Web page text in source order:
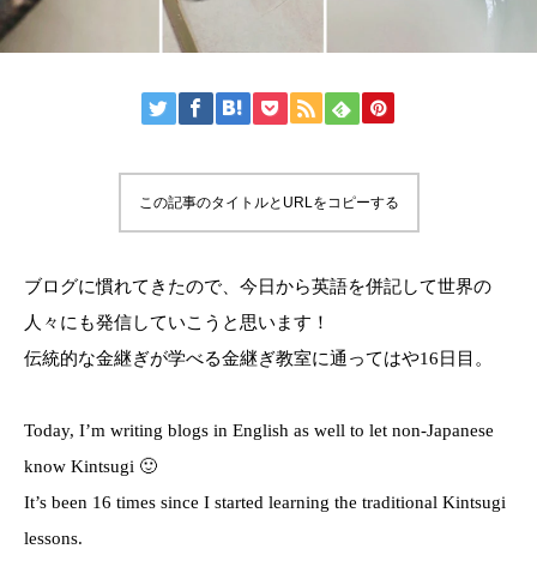
この記事のタイトルとURLをコピーする
ブログに慣れてきたので、今日から英語を併記して世界の
人々にも発信していこうと思います！
伝統的な金継ぎが学べる金継ぎ教室に通ってはや16日目。
Today, I’m writing blogs in English as well to let non-Japanese
know Kintsugi 🙂
It’s been 16 times since I started learning the traditional Kintsugi
lessons.